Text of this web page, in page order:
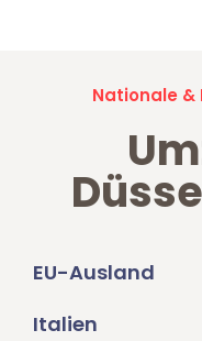
Nationale &
EU-Ausland
Italien